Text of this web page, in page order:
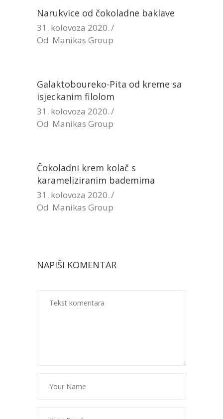
Narukvice od čokoladne baklave
31. kolovoza 2020.
Od Manikas Group
Galaktoboureko-Pita od kreme sa
isjeckanim filolom
31. kolovoza 2020.
Od Manikas Group
Čokoladni krem kolač s
karameliziranim bademima
31. kolovoza 2020.
Od Manikas Group
NAPIŠI KOMENTAR